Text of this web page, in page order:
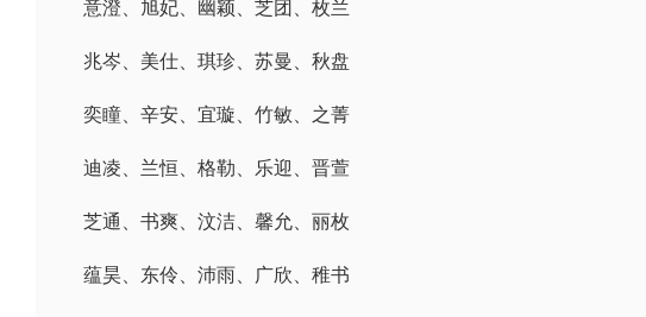
意澄、旭妃、幽颖、芝团、枚兰
兆岑、美仕、琪珍、苏曼、秋盘
奕瞳、辛安、宜璇、竹敏、之菁
迪凌、兰恒、格勒、乐迎、晋萱
芝通、书爽、汶洁、馨允、丽枚
蕴昊、东伶、沛雨、广欣、稚书